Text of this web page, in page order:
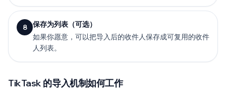
8
保存为列表（可选）
如果你愿意，可以把导入后的收件人保存成可复用的收件
人列表。
TikTask 的导入机制如何工作